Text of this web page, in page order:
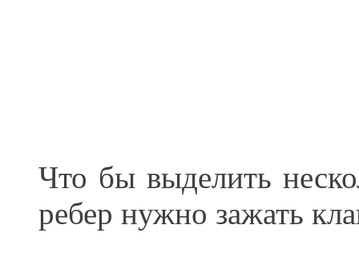
Что бы выделить
ребер нужно зажать